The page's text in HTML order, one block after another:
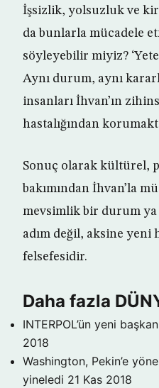
İşsizlik, yolsuzluk ve
da bunlarla mücadele
söyleyebilir miyiz?
Aynı durum, aynı
insanları İhvan’ın
hastalığından
Sonuç olarak kültürel,
bakımından İhvan’la
mevsimlik bir durum
adım değil, aksine yeni
felsefesidir.
Daha fazla
INTERPOL’ün yeni
2018
Washington, Pekin’e
yineledi 21 Kas 2018